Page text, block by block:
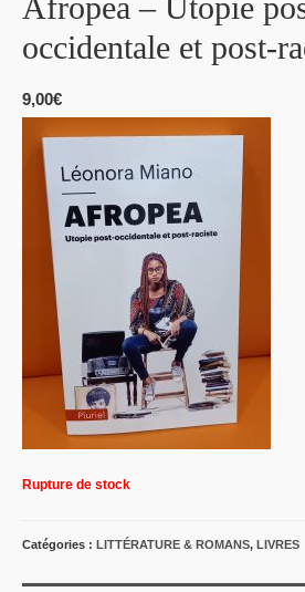
occidentale et post-
9,00€
Rupture de stock
Catégories : LITTÉRATURE & ROMANS, LIVRES